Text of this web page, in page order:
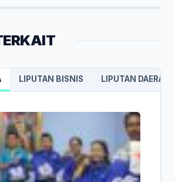
LIPUTAN BISNIS LIPUTAN DAERAH